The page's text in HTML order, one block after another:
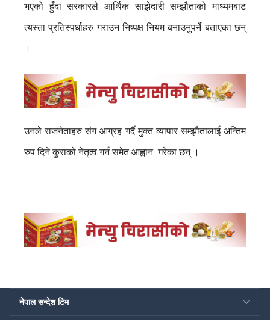
भएको हुँदा सरकारले आर्थिक साझेदारी सम्झौताको माध्यमबाट
त्यस्ता प्रतिस्पर्धाहरु गराउन निष्पक्ष नियम बनाउनुपर्ने बताएका छन्
।
उनले राजनेताहरु संग आग्रह गर्दै मुक्त व्यापार सम्झौतालाई अन्तिम
रुप दिने कुराको नेतृत्व गर्न समेत आह्वान गरेका छन् ।
नेपाल सन्देश टिम